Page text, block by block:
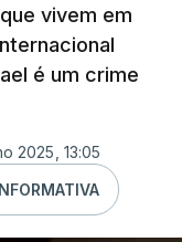
vivem em
é um crime
2025, 13:05